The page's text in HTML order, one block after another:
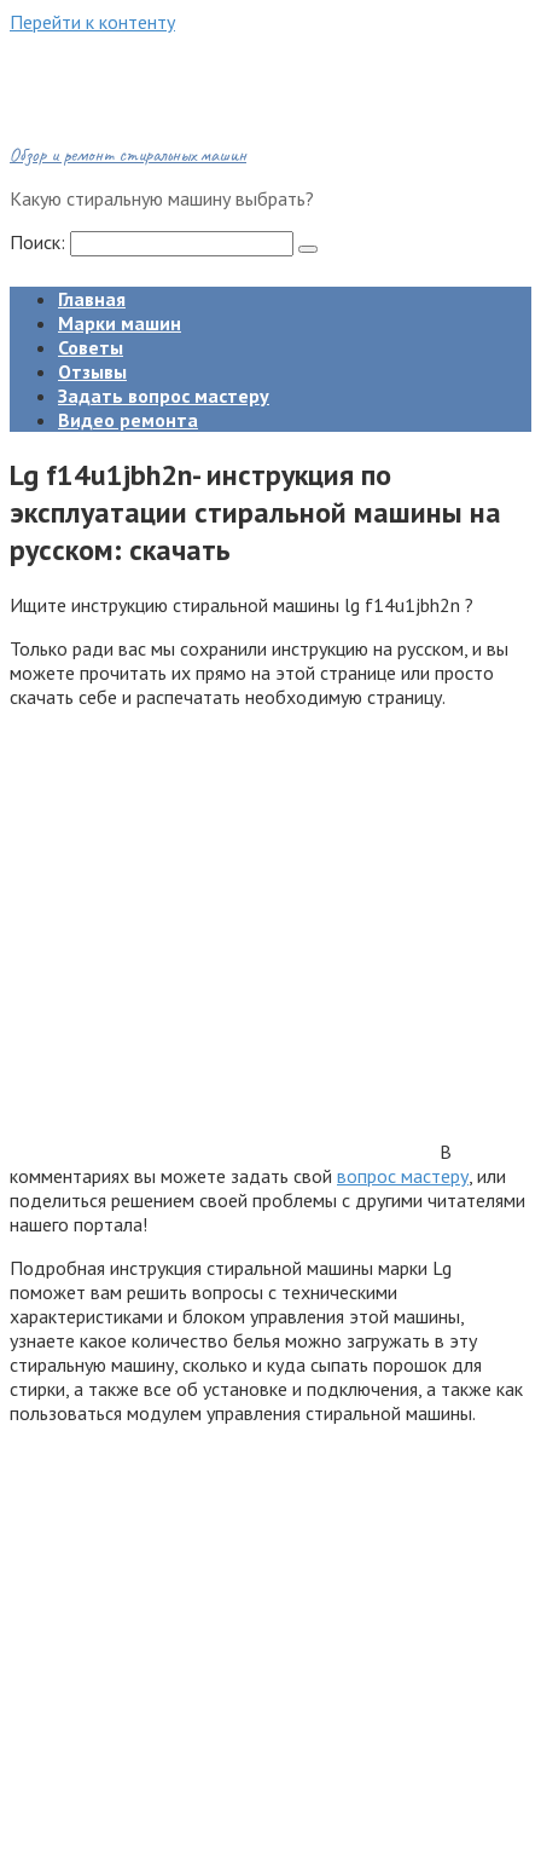
Перейти к контенту
Обзор и ремонт стиральных машин
Какую стиральную машину выбрать?
Поиск:
Главная
Марки машин
Советы
Отзывы
Задать вопрос мастеру
Видео ремонта
Lg f14u1jbh2n- инструкция по
эксплуатации стиральной машины на
русском: скачать
Ищите инструкцию стиральной машины lg f14u1jbh2n ?
Только ради вас мы сохранили инструкцию на русском, и вы
можете прочитать их прямо на этой странице или просто
скачать себе и распечатать необходимую страницу.
В
комментариях вы можете задать свой вопрос мастеру, или
поделиться решением своей проблемы с другими читателями
нашего портала!
Подробная инструкция стиральной машины марки Lg
поможет вам решить вопросы с техническими
характеристиками и блоком управления этой машины,
узнаете какое количество белья можно загружать в эту
стиральную машину, сколько и куда сыпать порошок для
стирки, а также все об установке и подключения, а также как
пользоваться модулем управления стиральной машины.